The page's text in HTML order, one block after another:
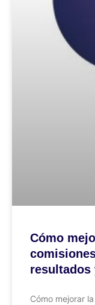
Cómo
resultados
Cómo mejorar